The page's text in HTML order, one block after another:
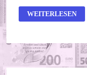
JEDES
FÜNFTE
VIERTE?
EGAL,
PANZER
SIND
WEITERLESEN